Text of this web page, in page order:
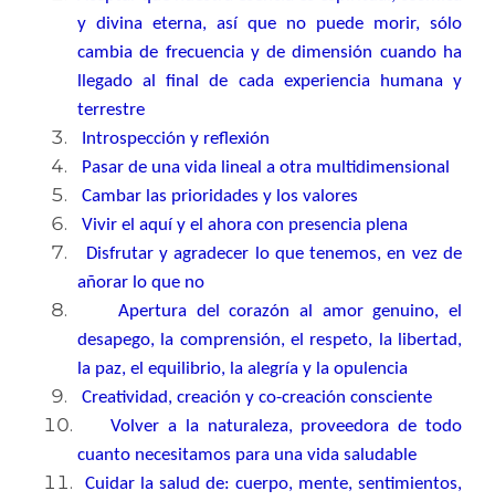
y divina eterna, así que no puede morir, sólo
cambia de frecuencia y de dimensión cuando ha
llegado al final de cada experiencia humana y
terrestre
Introspección y reflexión
Pasar de una vida lineal a otra multidimensional
Cambar las prioridades y los valores
Vivir el aquí y el ahora con presencia plena
Disfrutar y agradecer lo que tenemos, en vez de
añorar lo que no
Apertura del corazón al amor genuino, el
desapego, la comprensión, el respeto, la libertad,
la paz, el equilibrio, la alegría y la opulencia
Creatividad, creación y co-creación consciente
Volver a la naturaleza, proveedora de todo
cuanto necesitamos para una vida saludable
Cuidar la salud de: cuerpo, mente, sentimientos,